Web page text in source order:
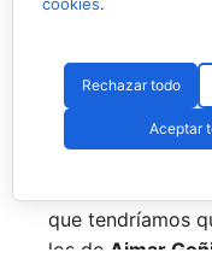
Coello y Galán, dos
Nombres
que tendríamos
los de Aimar
Rechazar todo
Aceptar